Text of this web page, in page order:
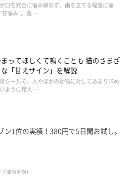
との付き合い方
口を完全に噛み締めず、歯を立てる程度に噛
甘噛み”。遊 …
ってほしくて鳴くことも 猫のさまざ
な「甘えサイン」を解説
クールで、人やほかの動物に対してあまり求め
ように見え …
ン1位の実績！380円で5日間お試し。
ブ健康本舗)